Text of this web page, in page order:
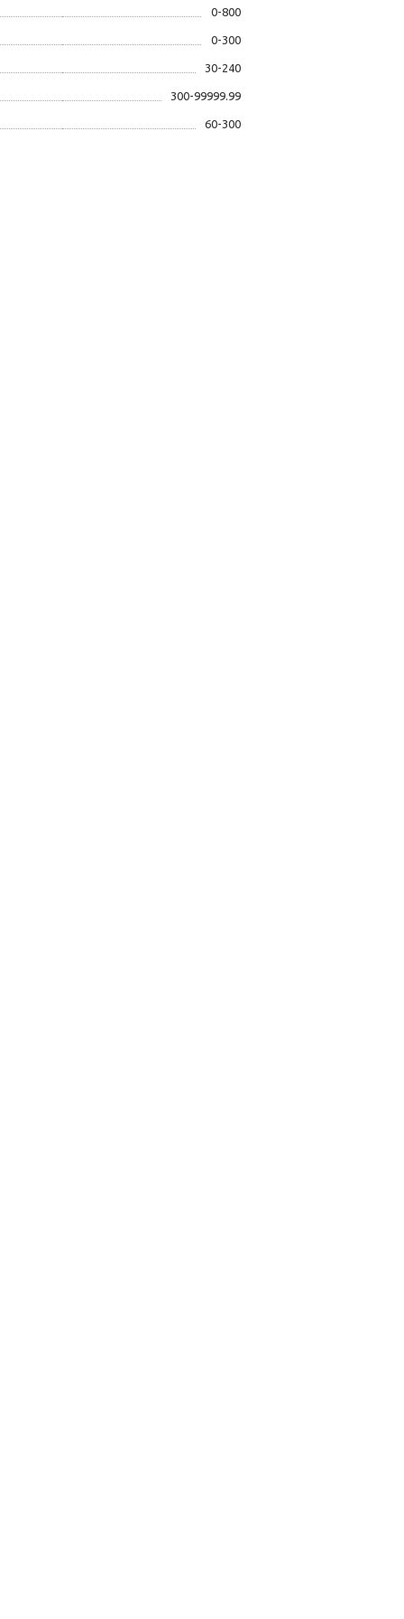
0-800
0-300
30-240
300-99999.99
60-300